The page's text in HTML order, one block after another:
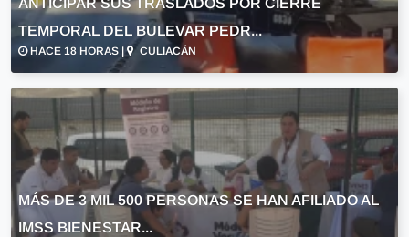
ANTICIPAR SUS TRASLADOS POR CIERRE
TEMPORAL DEL BULEVAR PEDR...
HACE 18 HORAS | CULIACÁN
MÁS DE 3 MIL 500 PERSONAS SE HAN AFILIADO AL
IMSS BIENESTAR...